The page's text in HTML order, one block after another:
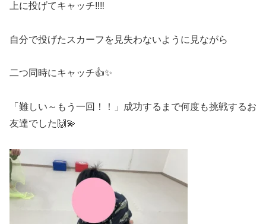
上に投げてキャッチ‼‼
自分で投げたスカーフを見失わないように見ながら
二つ同時にキャッチ👍✨
「難しい～もう一回！！」成功するまで何度も挑戦するお
友達でした🙌💫